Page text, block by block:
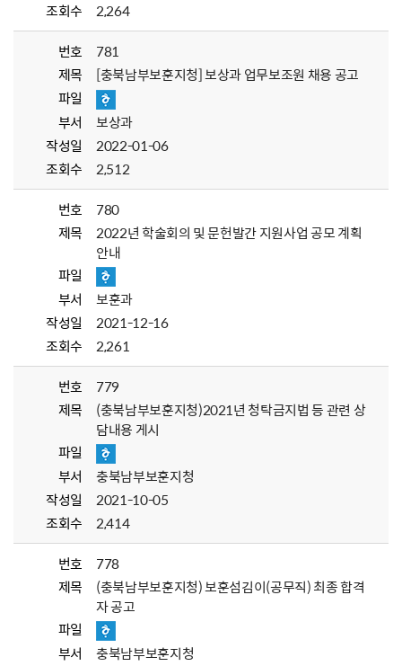
조회수
2,264
번호
781
제목
[충북남부보훈지청] 보상과 업무보조원 채용 공고
파일
부서
보상과
작성일
2022-01-06
조회수
2,512
번호
780
제목
2022년 학술회의 및 문헌발간 지원사업 공모 계획
안내
파일
부서
보훈과
작성일
2021-12-16
조회수
2,261
번호
779
제목
(충북남부보훈지청)2021년 청탁금지법 등 관련 상
담내용 게시
파일
부서
충북남부보훈지청
작성일
2021-10-05
조회수
2,414
번호
778
제목
(충북남부보훈지청) 보훈섬김이(공무직) 최종 합격
자 공고
파일
부서
충북남부보훈지청